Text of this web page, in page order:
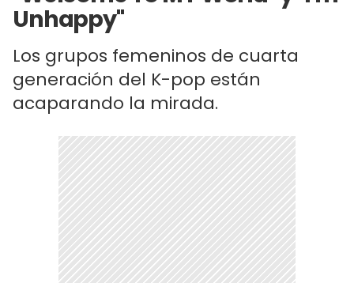
Unhappy"
Los grupos femeninos de cuarta
generación del K-pop están
acaparando la mirada.